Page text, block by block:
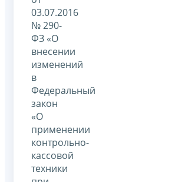
03.07.2016
№ 290-
ФЗ «О
внесении
изменений
в
Федеральный
закон
«О
применении
контрольно-
кассовой
техники